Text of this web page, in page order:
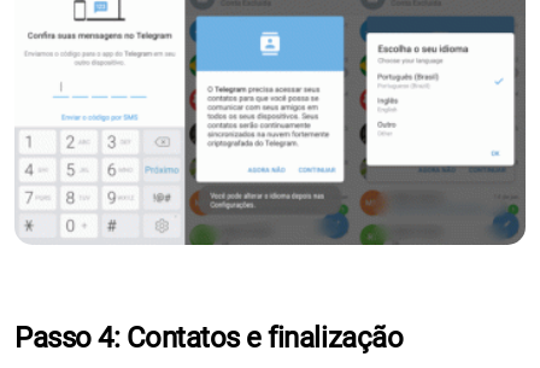
Passo 4: Contatos e finalização